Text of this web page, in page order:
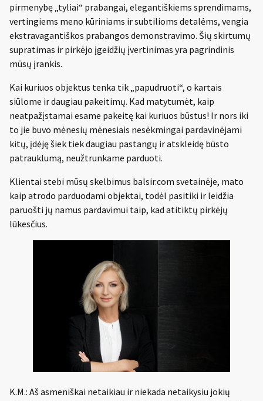
pirmenybę „tyliai“ prabangai, elegantiškiems sprendimams,
vertingiems meno kūriniams ir subtilioms detalėms, vengia
ekstravagantiškos prabangos demonstravimo. Šių skirtumų
supratimas ir pirkėjo įgeidžių įvertinimas yra pagrindinis
mūsų įrankis.
Kai kuriuos objektus tenka tik „papudruoti“, o kartais
siūlome ir daugiau pakeitimų. Kad matytumėt, kaip
neatpažįstamai esame pakeitę kai kuriuos būstus! Ir nors iki
to jie buvo mėnesių mėnesiais nesėkmingai pardavinėjami
kitų, įdėję šiek tiek daugiau pastangų ir atskleidę būsto
patrauklumą, neužtrunkame parduoti.
Klientai stebi mūsų skelbimus balsir.com svetainėje, mato
kaip atrodo parduodami objektai, todėl pasitiki ir leidžia
paruošti jų namus pardavimui taip, kad atitiktų pirkėjų
lūkesčius.
K.M.: Aš asmeniškai netaikiau ir niekada netaikysiu jokių